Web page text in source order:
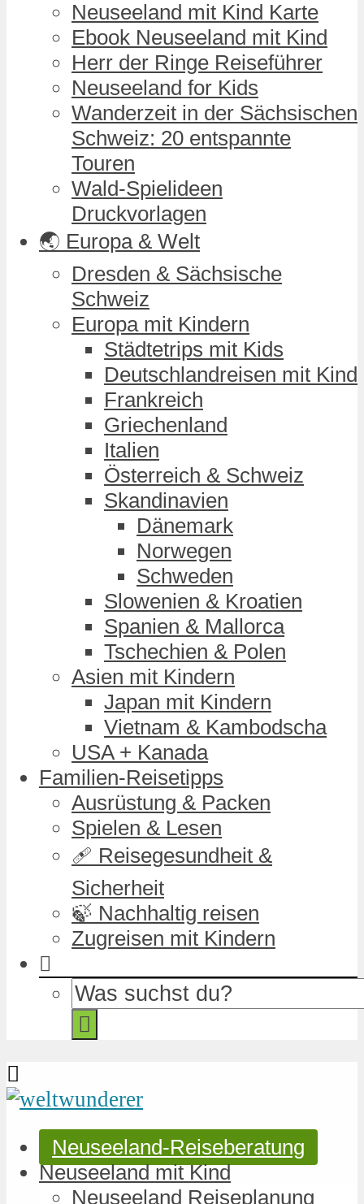
Neuseeland mit Kind Karte
Ebook Neuseeland mit Kind
Herr der Ringe Reiseführer
Neuseeland for Kids
Wanderzeit in der Sächsischen
Schweiz: 20 entspannte
Touren
Wald-Spielideen
Druckvorlagen
🌏 Europa & Welt
Dresden & Sächsische
Schweiz
Europa mit Kindern
Städtetrips mit Kids
Deutschlandreisen mit Kind
Frankreich
Griechenland
Italien
Österreich & Schweiz
Skandinavien
Dänemark
Norwegen
Schweden
Slowenien & Kroatien
Spanien & Mallorca
Tschechien & Polen
Asien mit Kindern
Japan mit Kindern
Vietnam & Kambodscha
USA + Kanada
Familien-Reisetipps
Ausrüstung & Packen
Spielen & Lesen
🩹 Reisegesundheit &
Sicherheit
🍃 Nachhaltig reisen
Zugreisen mit Kindern
Neuseeland-Reiseberatung
Neuseeland mit Kind
Neuseeland Reiseplanung